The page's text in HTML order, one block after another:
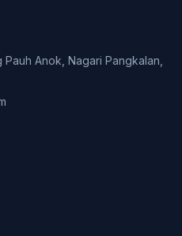
Anok, Nagari Pangkalan,